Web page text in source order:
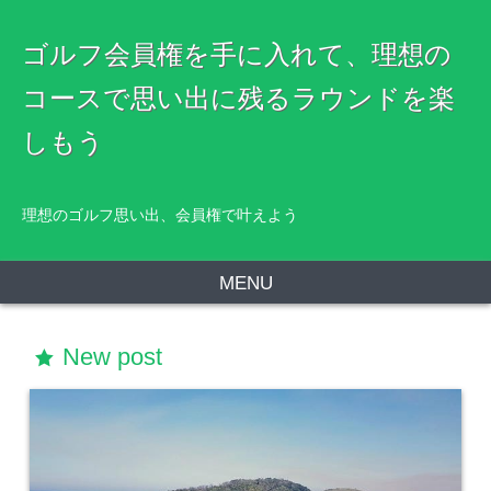
ゴルフ会員権を手に入れて、理想の
コースで思い出に残るラウンドを楽
しもう
理想のゴルフ思い出、会員権で叶えよう
MENU
star New post